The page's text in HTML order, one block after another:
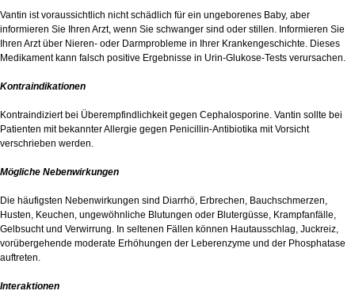
Vantin ist voraussichtlich nicht schädlich für ein ungeborenes Baby, aber
informieren Sie Ihren Arzt, wenn Sie schwanger sind oder stillen. Informieren Sie
Ihren Arzt über Nieren- oder Darmprobleme in Ihrer Krankengeschichte. Dieses
Medikament kann falsch positive Ergebnisse in Urin-Glukose-Tests verursachen.
Kontraindikationen
Kontraindiziert bei Überempfindlichkeit gegen Cephalosporine. Vantin sollte bei
Patienten mit bekannter Allergie gegen Penicillin-Antibiotika mit Vorsicht
verschrieben werden.
Mögliche Nebenwirkungen
Die häufigsten Nebenwirkungen sind Diarrhö, Erbrechen, Bauchschmerzen,
Husten, Keuchen, ungewöhnliche Blutungen oder Blutergüsse, Krampfanfälle,
Gelbsucht und Verwirrung. In seltenen Fällen können Hautausschlag, Juckreiz,
vorübergehende moderate Erhöhungen der Leberenzyme und der Phosphatase
auftreten.
Interaktionen